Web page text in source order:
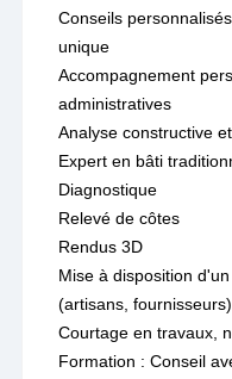
Conseils
unique
Accompagnement
administratives
Analyse constructive
Expert en bâti
Diagnostique
Relevé de côtes
Rendus 3D
Mise à disposition
(artisans, fournisseurs)
Courtage en travaux,
Formation : Conseil